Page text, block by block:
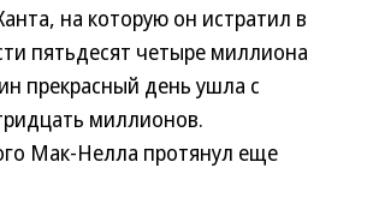
на которую он истратил в
пятьдесят четыре миллиона
прекрасный день ушла с
миллионов.
Мак-Нелла протянул еще